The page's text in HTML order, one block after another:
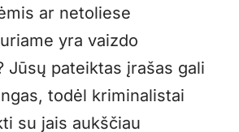
ar netoliese
yra vaizdo
Jūsų pateiktas įrašas gali
todėl kriminalistai
su jais aukščiau